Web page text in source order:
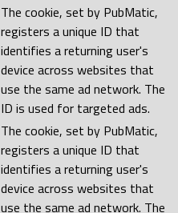
The cookie, set by PubMatic,
registers a unique ID that
identifies a returning user's
device across websites that
use the same ad network. The
ID is used for targeted ads.
The cookie, set by PubMatic,
registers a unique ID that
identifies a returning user's
device across websites that
use the same ad network. The